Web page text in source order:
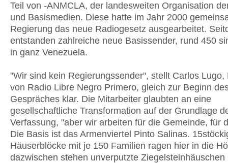
Teil von -ANMCLA, der landesweiten Organisation
und Basismedien. Diese hatte im Jahr 2000
Regierung das neue Radiogesetz ausgearbeitet.
entstanden zahlreiche neue Basissender, rund 450
in ganz Venezuela.
"Wir sind kein Regierungssender", stellt Carlos Lugo,
von Radio Libre Negro Primero, gleich zur Beginn
Gespräches klar. Die Mitarbeiter glaubten an eine
gesellschaftliche Transformation auf der Grundlage
Verfassung, "aber wir arbeiten für die Gemeinde, für
Die Basis ist das Armenviertel Pinto Salinas.
Häuserblöcke mit je 150 Familien ragen hier in die
dazwischen stehen unverputzte Ziegelsteinhäuschen